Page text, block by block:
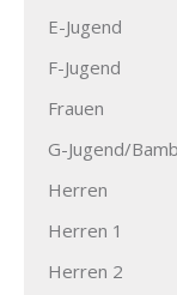
E-Jugend
F-Jugend
Frauen
G-Jugend/
Herren
Herren 1
Herren 2